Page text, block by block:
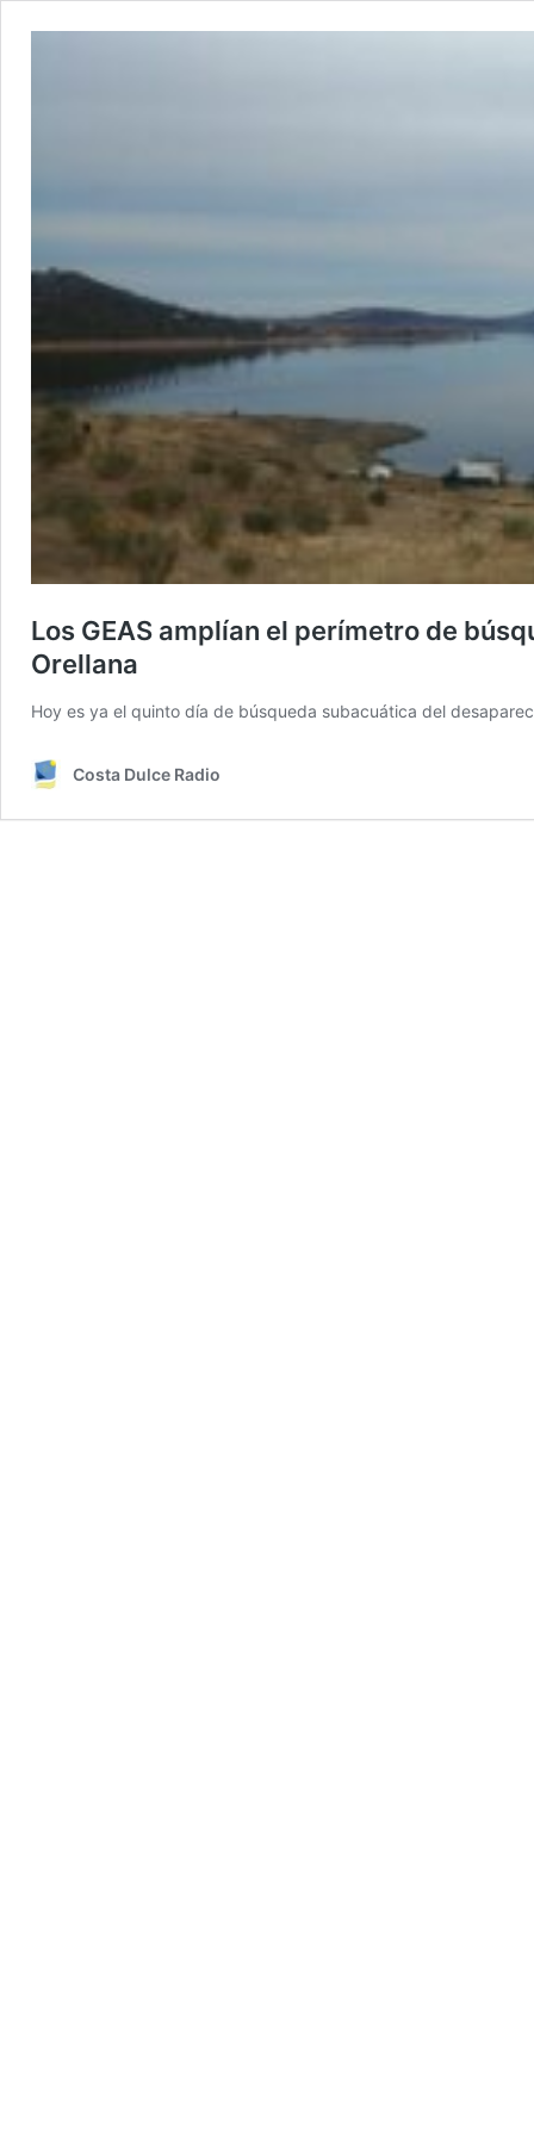
Los GEAS amplían el perímetro de
Orellana
Hoy es ya el quinto día de búsqueda subacuática del
Costa Dulce Radio